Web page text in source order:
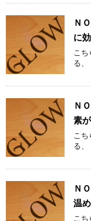
Ｎ
に
こち
る、
Ｎ
素
こち
る、
Ｎ
温
こち